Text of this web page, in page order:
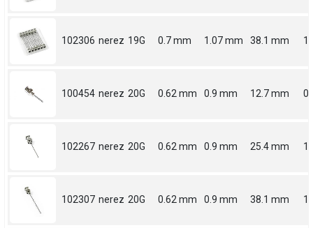
102306 nerez 19G 0.7 mm 1.07 mm 38.1 mm
100454 nerez 20G 0.62 mm 0.9 mm 12.7 mm
102267 nerez 20G 0.62 mm 0.9 mm 25.4 mm 1
102307 nerez 20G 0.62 mm 0.9 mm 38.1 mm